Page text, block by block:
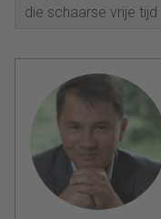
die schaarse vrije